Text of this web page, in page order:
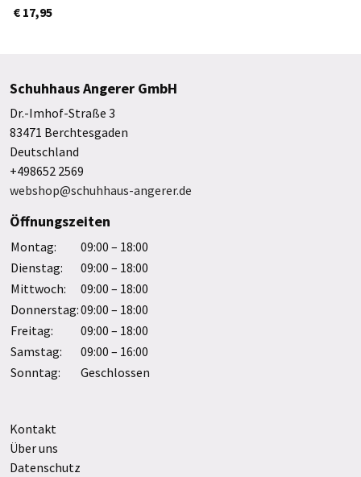
€ 17,95
Schuhhaus Angerer GmbH
Dr.-Imhof-Straße 3
83471 Berchtesgaden
Deutschland
+498652 2569
webshop@schuhhaus-angerer.de
Öffnungszeiten
Montag:
09:00 – 18:00
Dienstag:
09:00 – 18:00
Mittwoch:
09:00 – 18:00
Donnerstag:09:00 – 18:00
Freitag:
09:00 – 18:00
Samstag:
09:00 – 16:00
Sonntag:
Geschlossen
Kontakt
Über uns
Datenschutz